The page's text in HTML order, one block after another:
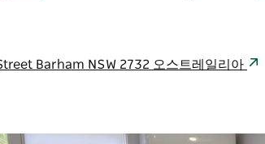
Barham NSW 2732 오스트레일리아